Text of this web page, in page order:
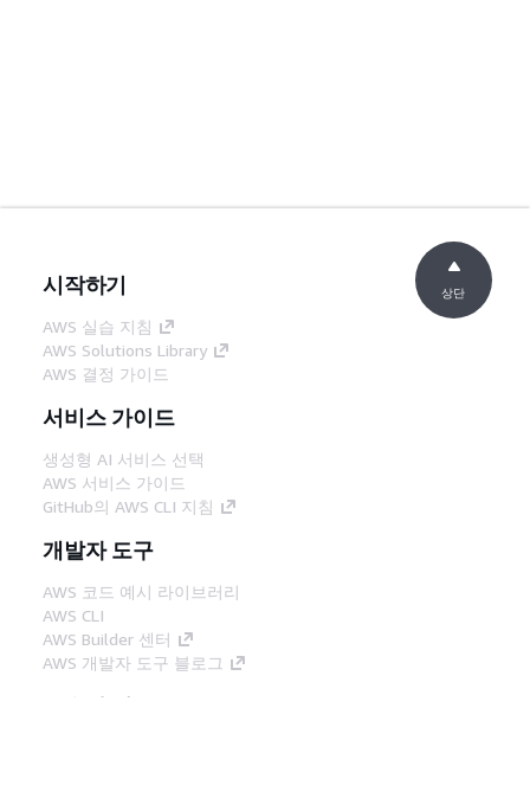
시작하기
AWS 실습 지침
AWS Solutions Library
AWS 결정 가이드
서비스 가이드
생성형 AI 서비스 선택
AWS 서비스 가이드
GitHub의 AWS CLI 지침
개발자 도구
AWS 코드 예시 라이브러리
AWS CLI
AWS Builder 센터
AWS 개발자 도구 블로그
유용한 링크
상단